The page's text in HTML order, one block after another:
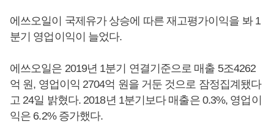
에쓰오일이 국제유가 상승에 따른 재고평가이익을 봐 1
분기 영업이익이 늘었다.
에쓰오일은 2019년 1분기 연결기준으로 매출 5조4262
억 원, 영업이익 2704억 원을 거둔 것으로 잠정집계됐다
고 24일 밝혔다. 2018년 1분기보다 매출은 0.3%, 영업이
익은 6.2% 증가했다.